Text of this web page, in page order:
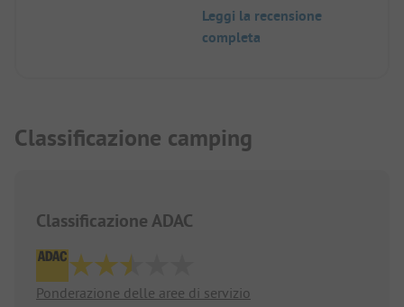
Leggi la recensione
completa
Classificazione camping
Classificazione ADAC
Ponderazione delle aree di servizio